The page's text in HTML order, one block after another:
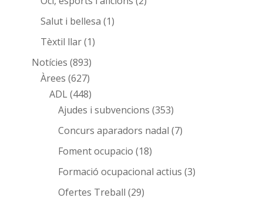
Salut i bellesa (1)
Tèxtil llar(1)
Notícies (893)
Àrees (627)
ADL(448)
Ajudes i subvencions (353)
Concurs aparadors nadal (7)
Foment ocupacio (18)
Formació ocupacional actius (3)
Ofertes Treball (29)